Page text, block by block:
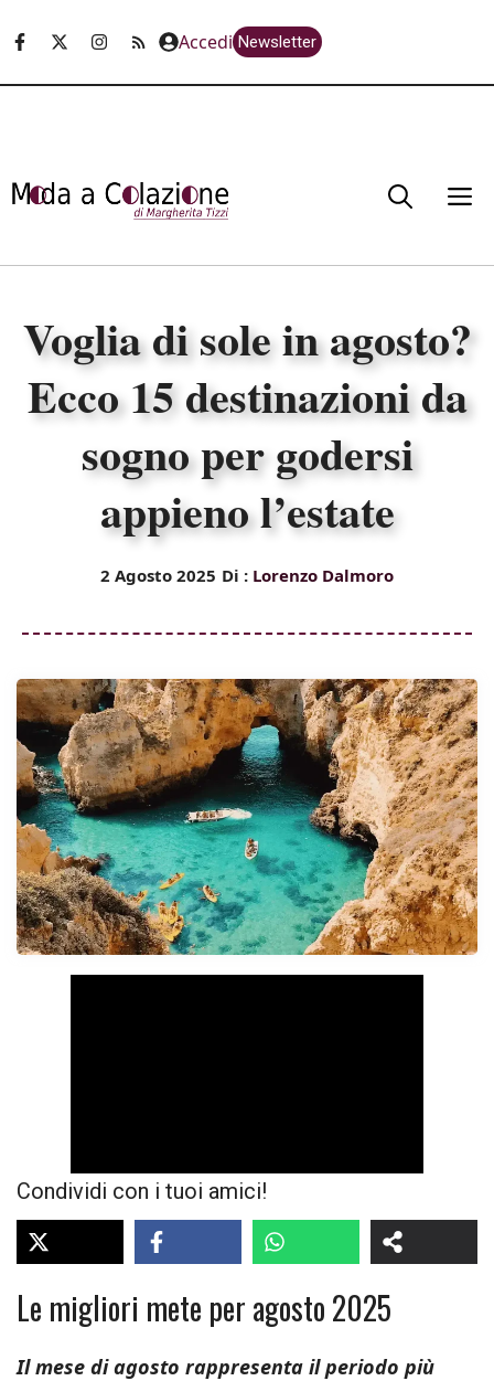
Accedi Newsletter
Voglia di sole in agosto?
Ecco 15 destinazioni da
sogno per godersi
appieno l’estate
2 Agosto 2025 Di : Lorenzo Dalmoro
Condividi con i tuoi amici!
Le migliori mete per agosto 2025
Il mese di agosto rappresenta il periodo più